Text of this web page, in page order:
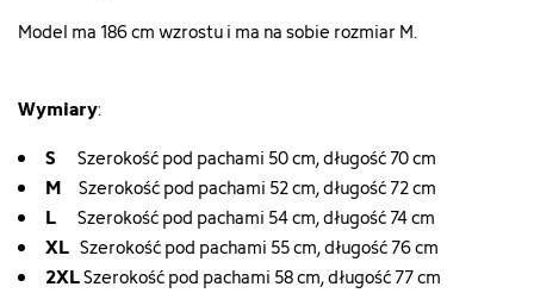
Model ma 186 cm wzrostu i ma na sobie rozmiar M.
Wymiary:
S Szerokość pod pachami 50 cm, długość 70 cm
M Szerokość pod pachami 52 cm, długość 72 cm
L Szerokość pod pachami 54 cm, długość 74 cm
XL Szerokość pod pachami 55 cm, długość 76 cm
2XLSzerokość pod pachami 58 cm, długość 77 cm